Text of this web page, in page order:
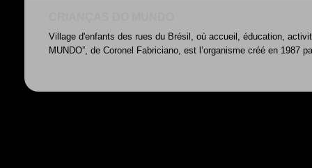
Village d'enfants des rues du Brésil, où accueil, éducation,
MUNDO”, de Coronel Fabriciano, est l’organisme créé en